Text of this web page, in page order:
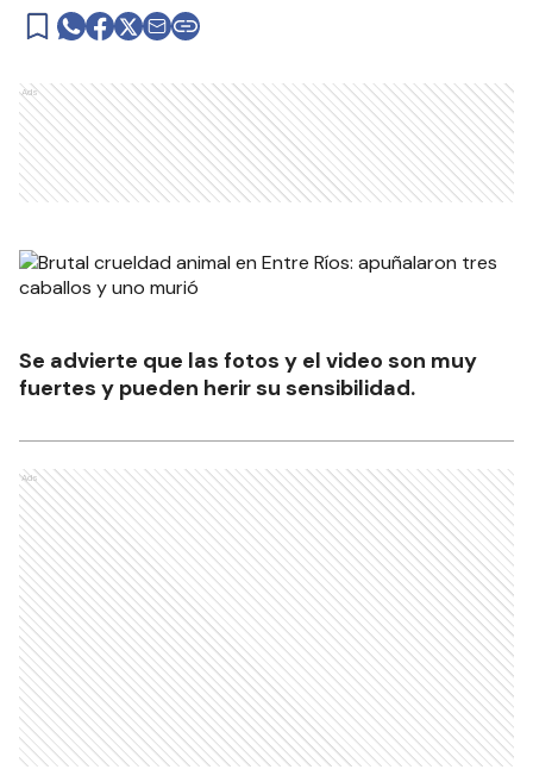
Ads
Se advierte que las fotos y el video son muy
fuertes y pueden herir su sensibilidad.
Ads